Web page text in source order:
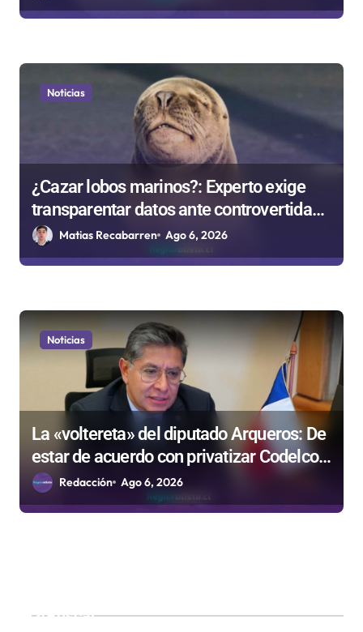
s
Noticias
¿Cazar lobos marinos?: Experto exige
transparentar datos ante controvertida
medida que evalúa el Gobierno
Matias Recabarren Ago 6, 2026
Noticias
La «voltereta» del diputado Arqueros: De
estar de acuerdo con privatizar Codelco a
defender una empresa 100% estatal
Redacción Ago 6, 2026
Buscar